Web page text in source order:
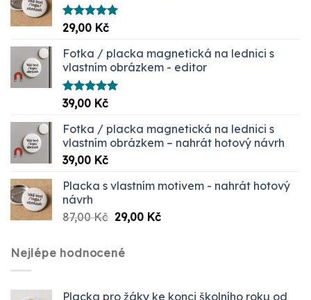
Hodnocení
5.00
29,00 Kč
Fotka / placka magnetická na lednici s
vlastním obrázkem - editor
Hodnocení
5.00
39,00 Kč
Fotka / placka magnetická na lednici s
vlastním obrázkem – nahrát hotový návrh
39,00 Kč
Placka s vlastním motivem - nahrát hotový
návrh
87,00Kč Původní
byla:
87,00 Kč.
29,00 KčAktuální
Nejlépe hodnocené
Placka pro žáky ke konci školního roku od